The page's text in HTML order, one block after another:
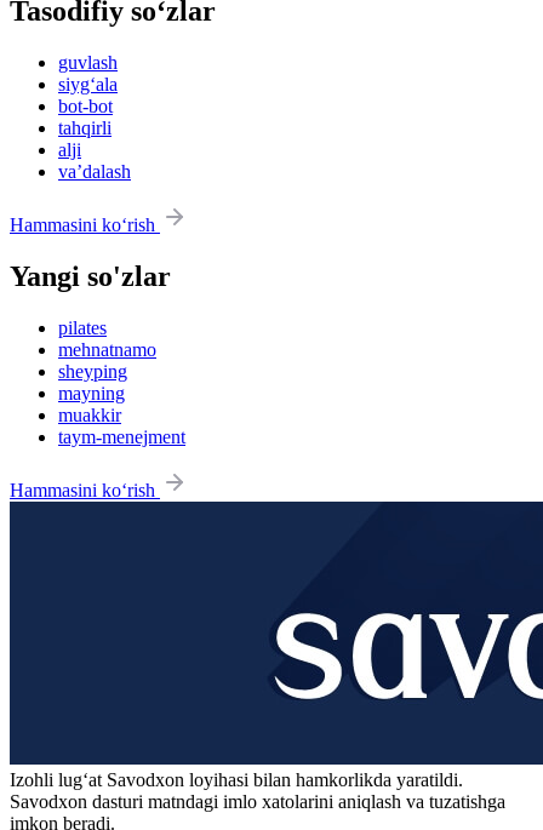
Tasodifiy so‘zlar
guvlash
siyg‘ala
bot-bot
tahqirli
alji
vaʼdalash
Hammasini ko‘rish
Yangi so'zlar
pilates
mehnatnamo
sheyping
mayning
muakkir
taym-menejment
Hammasini ko‘rish
Izohli lugʻat Savodxon loyihasi bilan hamkorlikda yaratildi.
Savodxon dasturi matndagi imlo xatolarini aniqlash va tuzatishga
imkon beradi.